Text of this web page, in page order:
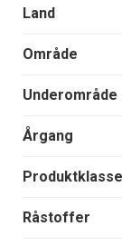
Land
Område
Underområde
Årgang
Produktklasse
Råstoffer